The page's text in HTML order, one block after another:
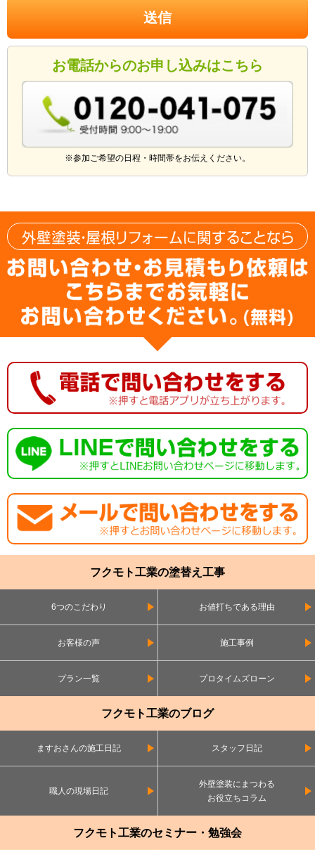
お電話からのお申し込みはこちら
※参加ご希望の日程・時間帯をお伝えください。
フクモト工業の塗替え工事
6つのこだわり お値打ちである理由
お客様の声 施工事例
プラン一覧 プロタイムズローン
フクモト工業のブログ
ますおさんの施工日記 スタッフ日記
職人の現場日記
外壁塗装にまつわる
お役立ちコラム
フクモト工業のセミナー・勉強会